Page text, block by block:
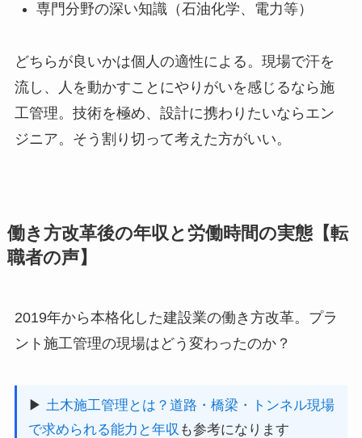
専門分野の深い知識（石油化学、電力等）
どちらが良いかは個人の適性による。現場で汗を
流し、人を動かすことにやりがいを感じるなら施
工管理。技術を極め、設計に携わりたいならエン
ジニア。そう割り切って考えた方がいい。
働き方改革後の年収と労働時間の実態【転
職者の声】
2019年から本格化した建設業の働き方改革。プラ
ント施工管理の現場はどう変わったのか？
▶ 土木施工管理とは？道路・橋梁・トンネル現場
で求められる能力と年収 も参考になります